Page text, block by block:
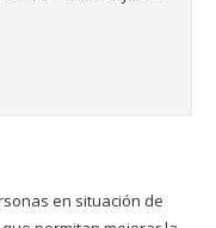
en situación de